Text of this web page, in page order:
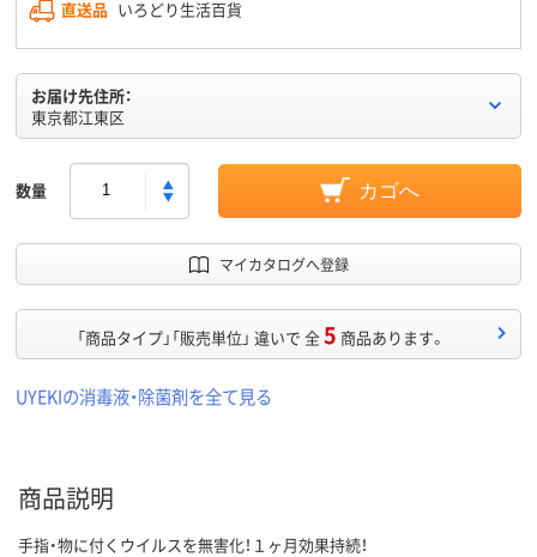
直送品 いろどり生活百貨
お届け先住所：
東京都江東区
数量 カゴへ
マイカタログへ登録
「商品タイプ」「販売単位」 違いで 全5 商品あります。
UYEKIの消毒液・除菌剤を全て見る
商品説明
手指・物に付くウイルスを無害化！１ヶ月効果持続！